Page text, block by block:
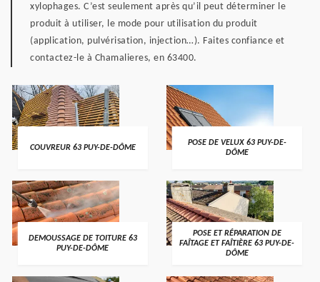
xylophages. C’est seulement après qu’il peut déterminer le
produit à utiliser, le mode pour utilisation du produit
(application, pulvérisation, injection…). Faites confiance et
contactez-le à Chamalieres, en 63400.
COUVREUR 63 PUY-DE-DÔME
POSE DE VELUX 63 PUY-DE-
DÔME
DEMOUSSAGE DE TOITURE 63
PUY-DE-DÔME
POSE ET RÉPARATION DE
FAÎTAGE ET FAÎTIÈRE 63 PUY-DE-
DÔME